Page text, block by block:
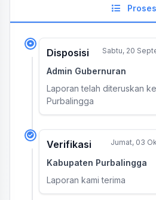
Proses
Disposisi Sabtu, 20
Admin Gubernuran
Laporan telah diteruskan
Purbalingga
Verifikasi Jumat, 03
Kabupaten Purbalingga
Laporan kami terima